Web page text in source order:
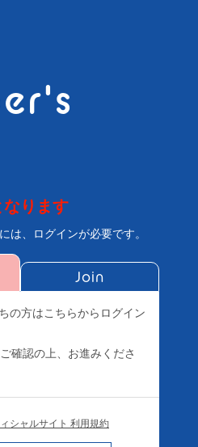
ります
は、ログインが必要です。
Join
の方はこちらからログイン
確認の上、お進みくださ
シャルサイト 利用規約